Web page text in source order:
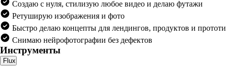
Создаю с нуля, стилизую любое видео и делаю футажи
Ретуширую изображения и фото
Быстро делаю концепты для лендингов, продуктов и
Снимаю нейрофотографии без дефектов
Инструменты
Flux